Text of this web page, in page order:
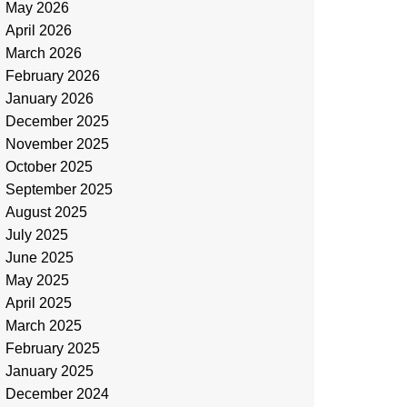
May 2026
April 2026
March 2026
February 2026
January 2026
December 2025
November 2025
October 2025
September 2025
August 2025
July 2025
June 2025
May 2025
April 2025
March 2025
February 2025
January 2025
December 2024